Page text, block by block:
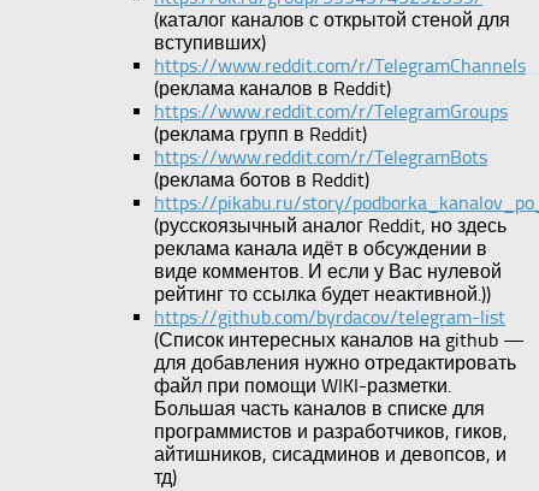
(каталог каналов с открытой стеной для
вступивших)
https://www.reddit.com/r/TelegramChannels
(реклама каналов в Reddit)
https://www.reddit.com/r/TelegramGroups
(реклама групп в Reddit)
https://www.reddit.com/r/TelegramBots
(реклама ботов в Reddit)
https://pikabu.ru/story/
(русскоязычный аналог Reddit, но здесь
реклама канала идёт в обсуждении в
виде комментов. И если у Вас нулевой
рейтинг то ссылка будет неактивной.))
https://github.com/byrdacov/telegram-list
(Список интересных каналов на github —
для добавления нужно отредактировать
файл при помощи WIKI-разметки.
Большая часть каналов в списке для
программистов и разработчиков, гиков,
айтишников, сисадминов и девопсов, и
тд)